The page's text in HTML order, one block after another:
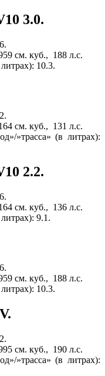
3.0.
см. куб., 188 л.с.
10.3.
см. куб., 131 л.с.
»трасса» (в литрах):
2.2.
см. куб., 136 л.с.
9.1.
см. куб., 188 л.с.
10.3.
см. куб., 190 л.с.
»трасса» (в литрах):